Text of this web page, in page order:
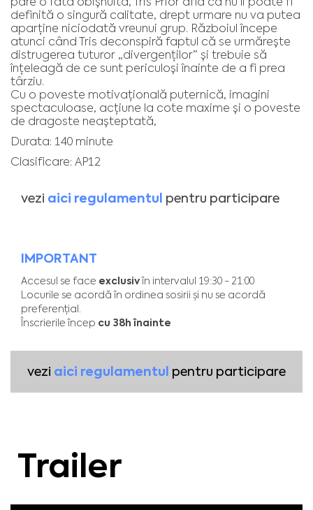
definită o singură calitate, drept urmare nu va putea
aparține niciodată vreunui grup. Războiul începe
atunci când Tris deconspiră faptul că se urmărește
distrugerea tuturor „divergenților” și trebuie să
înțeleagă de ce sunt periculoși înainte de a fi prea
târziu.
Cu o poveste motivațională puternică, imagini
spectaculoase, acțiune la cote maxime și o poveste
de dragoste neașteptată,
Durata: 140 minute
Clasificare: AP12
vezi aici regulamentul pentru participare
IMPORTANT
Accesul se face exclusivîn intervalul 19:30 - 21:00
Locurile se acordă în ordinea sosirii și nu se acordă
preferențial.
Înscrierile încep cu 38h înainte
vezi aici regulamentul pentru participare
Trailer